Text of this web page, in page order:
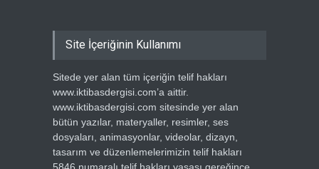
Site İçeriğinin Kullanımı
Sitede yer alan tüm içeriğin telif hakları
www.iktibasdergisi.com’a aittir.
www.iktibasdergisi.com sitesinde yer alan
bütün yazılar, materyaller, resimler, ses
dosyaları, animasyonlar, videolar, dizayn,
tasarım ve düzenlemelerimizin telif hakları